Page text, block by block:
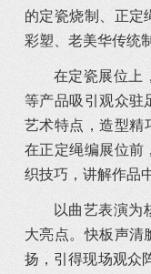
的定瓷烧制、正定
彩塑、老美华传统
在定瓷展位上
等产品吸引观众驻
艺术特点，造型精
在正定绳编展位前
织技巧，讲解作品
以曲艺表演为
大亮点。快板声清
扬，引得现场观众